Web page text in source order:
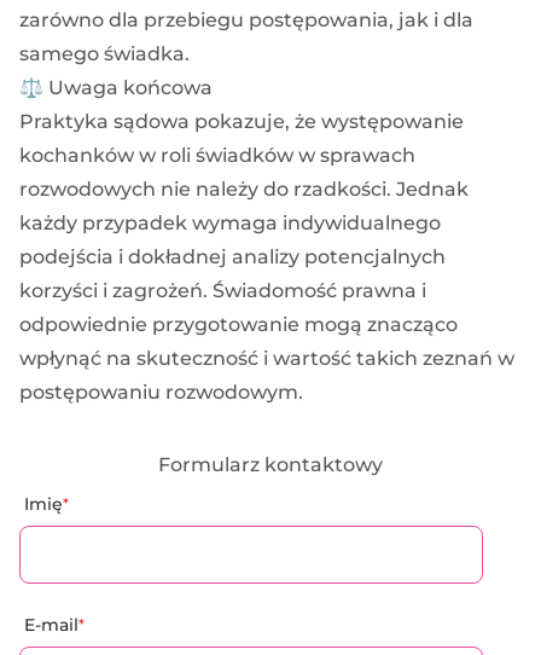
zarówno dla przebiegu postępowania, jak i dla
samego świadka.
⚖️ Uwaga końcowa
Praktyka sądowa pokazuje, że występowanie
kochanków w roli świadków w sprawach
rozwodowych nie należy do rzadkości. Jednak
każdy przypadek wymaga indywidualnego
podejścia i dokładnej analizy potencjalnych
korzyści i zagrożeń. Świadomość prawna i
odpowiednie przygotowanie mogą znacząco
wpłynąć na skuteczność i wartość takich zeznań w
postępowaniu rozwodowym.
Formularz kontaktowy
Imię*
E-mail*